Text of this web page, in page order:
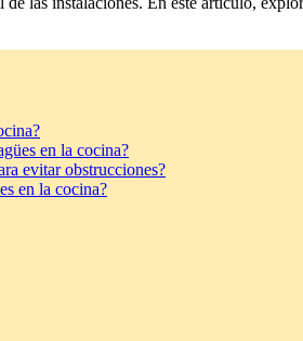
en la cocina?
evitar obstrucciones?
en la cocina?